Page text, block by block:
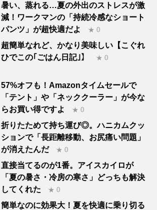
暑い、蒸れる…夏の外出のストレスが激
減！ワークマンの「持続冷感なショート
パンツ」が超快適だよ
★ 0
超簡単なれど、かなり美味しい【こぐれ
ひでこの｢ごはん日記｣】
★ 0
57%オフも！Amazonタイムセールで
「テント」や「ネッククーラー」が今な
らお買い得ですよ
★ 0
折りたためて持ち運び◎。ハニカムクッ
ションで「長距離移動、お尻痛い問題」
が消えたんだ
★ 0
直接当てるのが1番。アイスカイロが
「夏の暑さ・冷房の寒さ」どっちも解決
してくれた
★ 0
簡単なのに効果大！夏を快適に乗り切る